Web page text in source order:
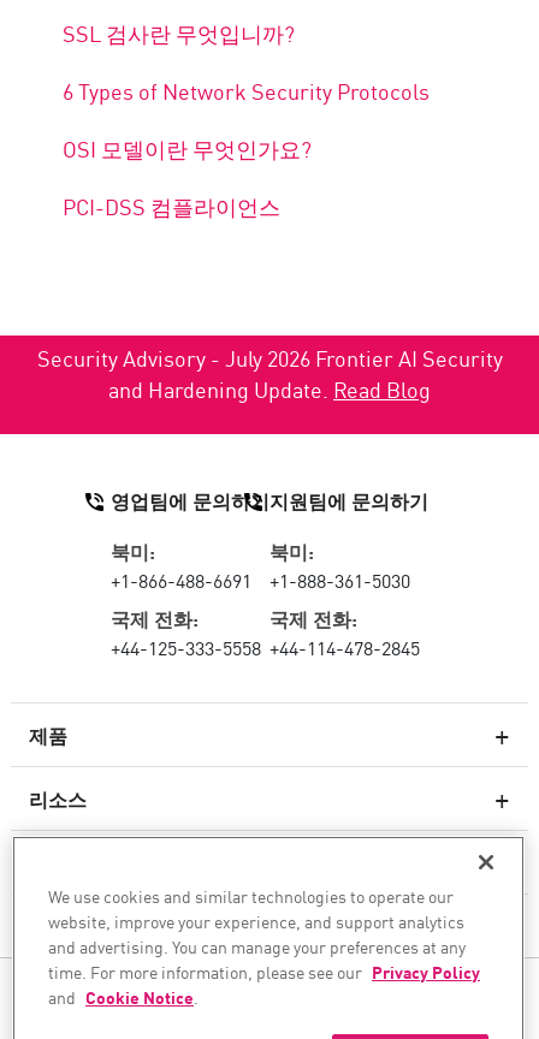
SSL 검사란 무엇입니까?
6 Types of Network Security Protocols
OSI 모델이란 무엇인가요?
PCI-DSS 컴플라이언스
Security Advisory - July 2026 Frontier AI Security
and Hardening Update. Read Blog
제품
차세대 방화벽
클라우드 네트워크 보안
WAF
리소스
회사
영업팀에 문의하기
북미:
+1-866-488-6691
국제 전화:
+44-125-333-5558
지원팀에 문의하기
북미:
+1-888-361-5030
국제 전화:
+44-114-478-2845
팔로우하기
We use cookies and similar technologies to operate our
website, improve your experience, and support analytics
and advertising. You can manage your preferences at any
time. For more information, please see our Privacy Policy
and Cookie Notice.